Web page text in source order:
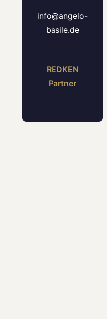
info@angelo-
basile.de
REDKEN
Partner